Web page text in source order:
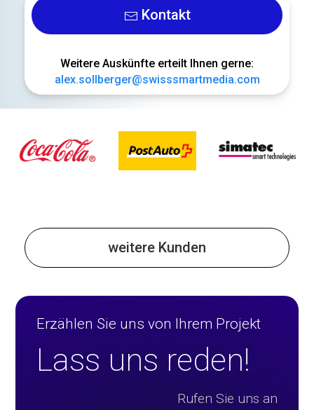
Kontakt
Weitere Auskünfte erteilt Ihnen gerne:
alex.sollberger@swisssmartmedia.com
weitere Kunden
Erzählen Sie uns von Ihrem Projekt
Lass uns reden!
Rufen Sie uns an